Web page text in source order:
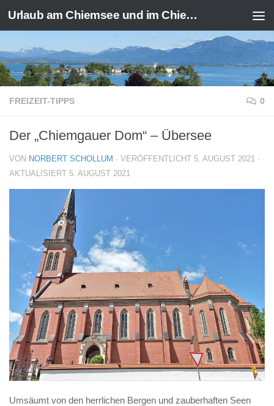
Zum Inhalt springen Urlaub am Chiemsee und im Chiemgau
FREIZEIT-TIPPS 0
Der „Chiemgauer Dom“ – Übersee
VON NORBERT SCHOLLUM · VERÖFFENTLICHT 5. AUGUST 2021 ·
AKTUALISIERT 5. AUGUST 2021
Umsäumt von den herrlichen Bergen und zauberhaften Seen